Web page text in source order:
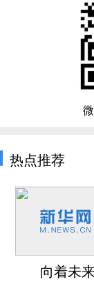
热点推荐
向着未